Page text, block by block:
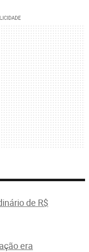
de R$
era